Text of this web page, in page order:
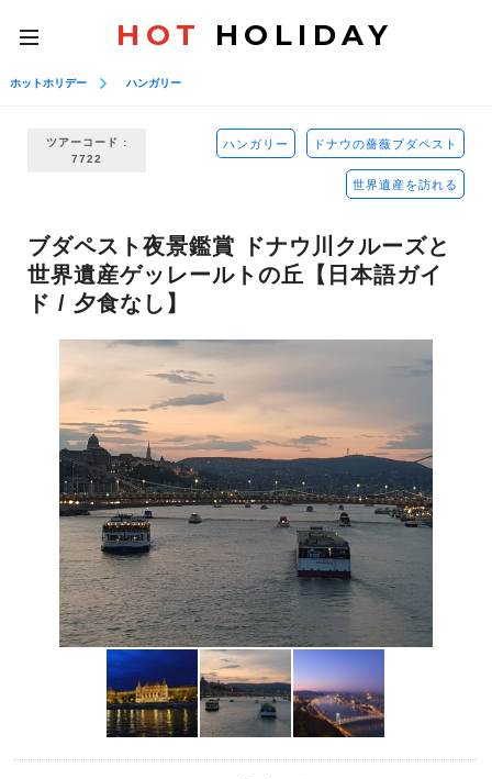
toggle
navigation
HOT HOLIDAY
ホットホリデー ハンガリー
ツアーコード :
7722
ハンガリー ドナウの薔薇ブダペスト
世界遺産を訪れる
ブダペスト夜景鑑賞 ドナウ川クルーズと
世界遺産ゲッレールトの丘【日本語ガイ
ド / 夕食なし】